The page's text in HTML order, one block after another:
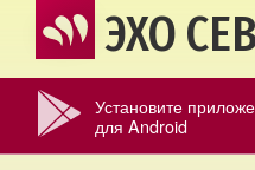
ЭХО
Установите
для Android